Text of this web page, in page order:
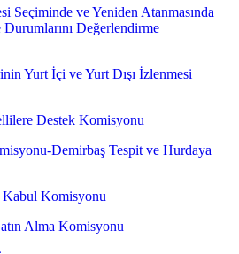
Seçiminde ve Yeniden Atanmasında
Durumlarını Değerlendirme
Yurt İçi ve Yurt Dışı İzlenmesi
Destek Komisyonu
Demirbaş Tespit ve Hurdaya
Kabul Komisyonu
Alma Komisyonu